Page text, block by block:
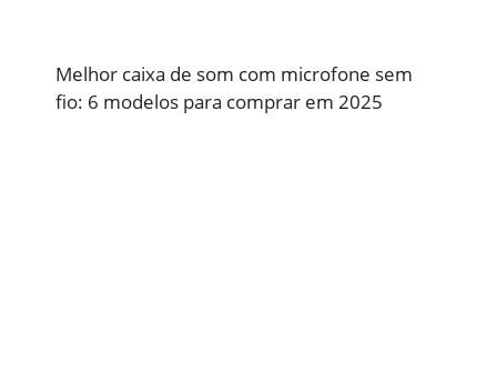
Melhor caixa de som com microfone sem
fio: 6 modelos para comprar em 2025